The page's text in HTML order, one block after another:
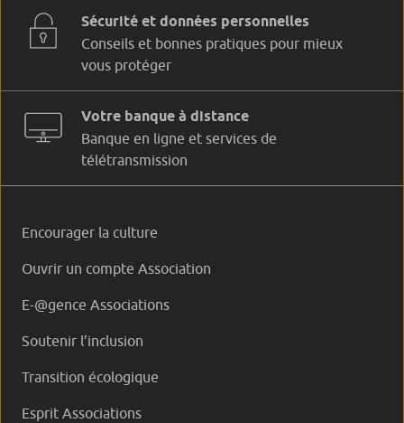
Sécurité et données personnelles
Conseils et bonnes pratiques pour mieux
vous protéger
Votre banque à distance
Banque en ligne et services de
télétransmission
Encourager la culture
Ouvrir un compte Association
E-@gence Associations
Soutenir l’inclusion
Transition écologique
Esprit Associations